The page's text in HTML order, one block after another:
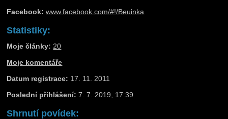
Facebook: www.facebook.com/#!/Beuinka
Statistiky:
Moje články: 20
Moje komentáře
Datum registrace: 17. 11. 2011
Poslední přihlášení: 7. 7. 2019, 17:39
Shrnutí povídek: